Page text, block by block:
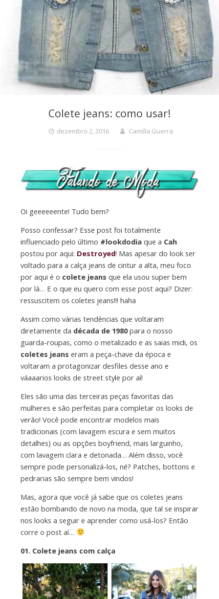
Colete jeans: como usar!
dezembro 2, 2016 Camilla Guerra
Oi geeeeeente! Tudo bem?
Posso confessar? Esse post foi totalmente
influenciado pelo último #lookdodiaque a Cah
postou por aqui: Destroyed! Mas apesar do look ser
voltado para a calça jeans de cintur a alta, meu foco
por aqui é o colete jeans que ela usou super bem
por lá… E o que eu quero com esse post aqui? Dizer:
ressuscitem os coletes jeans!!! haha
Assim como várias tendências que voltaram
diretamente da década de 1980para o nosso
guarda-roupas, como o metalizado e as saias midi, os
coletes jeans eram a peça-chave da época e
voltaram a protagonizar desfiles desse ano e
váaaarios looks de street style por aí!
Eles são uma das terceiras peças favoritas das
mulheres e são perfeitas para completar os looks de
verão! Você pode encontrar modelos mais
tradicionais (com lavagem escura e sem muitos
detalhes) ou as opções boyfriend, mais larguinho,
com lavagem clara e detonada… Além disso, você
sempre pode personalizá-los, né? Patches, bottons e
pedrarias são sempre bem vindos!
Mas, agora que você já sabe que os coletes jeans
estão bombando de novo na moda, que tal se inspirar
nos looks a seguir e aprender como usá-los? Então
corre o post aí…
01. Colete jeans com calça